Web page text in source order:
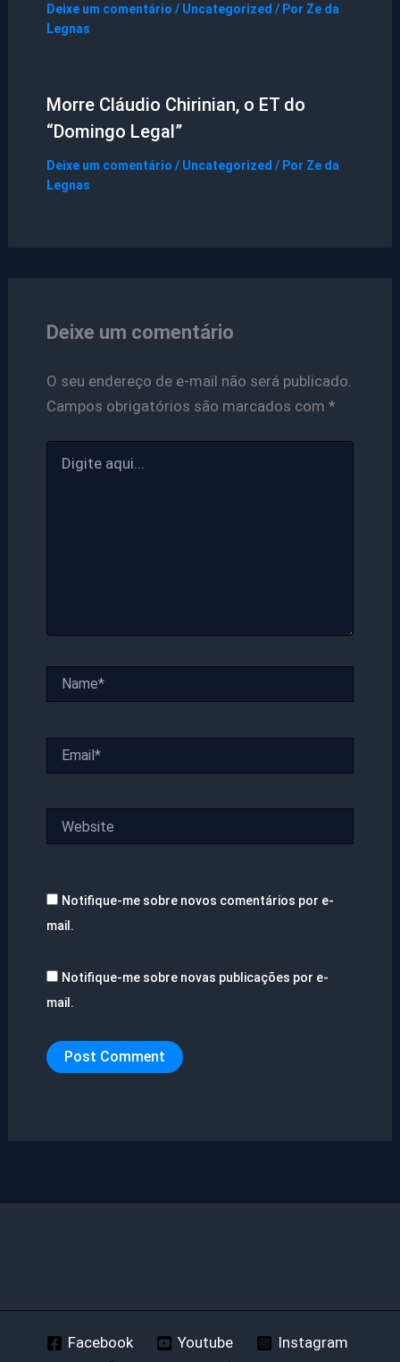
Deixe um comentário / Uncategorized / Por Ze da
Legnas
Morre Cláudio Chirinian, o ET do
“Domingo Legal”
Deixe um comentário / Uncategorized / Por Ze da
Legnas
Deixe um comentário
O seu endereço de e-mail não será publicado.
Campos obrigatórios são marcados com *
aqui...
Notifique-me sobre novos comentários por e-
mail.
Notifique-me sobre novas publicações por e-
mail.
Facebook Youtube
Instagram